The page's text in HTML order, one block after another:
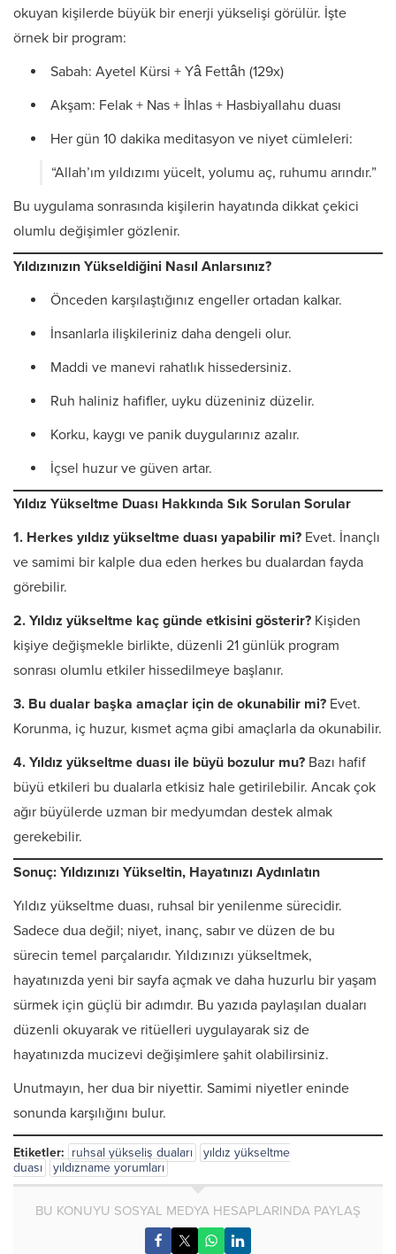
okuyan kişilerde büyük bir enerji yükselişi görülür. İşte
örnek bir program:
Sabah: Ayetel Kürsi + Yâ Fettâh (129x)
Akşam: Felak + Nas + İhlas + Hasbiyallahu duası
Her gün 10 dakika meditasyon ve niyet cümleleri:
“Allah’ım yıldızımı yücelt, yolumu aç, ruhumu arındır.”
Bu uygulama sonrasında kişilerin hayatında dikkat çekici
olumlu değişimler gözlenir.
Yıldızınızın Yükseldiğini Nasıl Anlarsınız?
Önceden karşılaştığınız engeller ortadan kalkar.
İnsanlarla ilişkileriniz daha dengeli olur.
Maddi ve manevi rahatlık hissedersiniz.
Ruh haliniz hafifler, uyku düzeniniz düzelir.
Korku, kaygı ve panik duygularınız azalır.
İçsel huzur ve güven artar.
Yıldız Yükseltme Duası Hakkında Sık Sorulan Sorular
1. Herkes yıldız yükseltme duası yapabilir mi? Evet. İnançlı
ve samimi bir kalple dua eden herkes bu dualardan fayda
görebilir.
2. Yıldız yükseltme kaç günde etkisini gösterir? Kişiden
kişiye değişmekle birlikte, düzenli 21 günlük program
sonrası olumlu etkiler hissedilmeye başlanır.
3. Bu dualar başka amaçlar için de okunabilir mi? Evet.
Korunma, iç huzur, kısmet açma gibi amaçlarla da okunabilir.
4. Yıldız yükseltme duası ile büyü bozulur mu? Bazı hafif
büyü etkileri bu dualarla etkisiz hale getirilebilir. Ancak çok
ağır büyülerde uzman bir medyumdan destek almak
gerekebilir.
Sonuç: Yıldızınızı Yükseltin, Hayatınızı Aydınlatın
Yıldız yükseltme duası, ruhsal bir yenilenme sürecidir.
Sadece dua değil; niyet, inanç, sabır ve düzen de bu
sürecin temel parçalarıdır. Yıldızınızı yükseltmek,
hayatınızda yeni bir sayfa açmak ve daha huzurlu bir yaşam
sürmek için güçlü bir adımdır. Bu yazıda paylaşılan duaları
düzenli okuyarak ve ritüelleri uygulayarak siz de
hayatınızda mucizevi değişimlere şahit olabilirsiniz.
Unutmayın, her dua bir niyettir. Samimi niyetler eninde
sonunda karşılığını bulur.
Etiketler: ruhsal yükseliş duaları
yıldız yükseltme
duası
yıldızname yorumları
BU KONUYU SOSYAL MEDYA HESAPLARINDA PAYLAŞ